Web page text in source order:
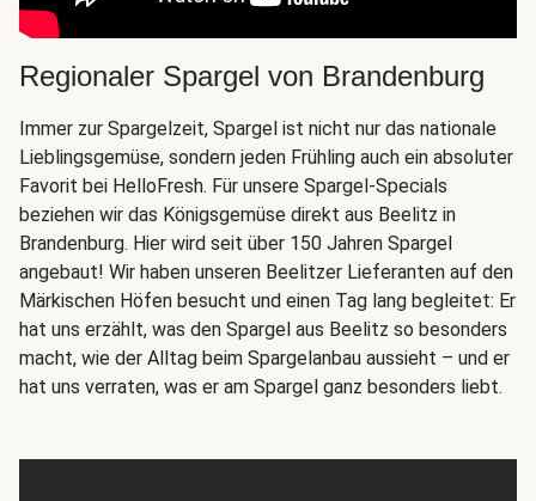
Regionaler Spargel von Brandenburg
Immer zur Spargelzeit, Spargel ist nicht nur das nationale
Lieblingsgemüse, sondern jeden Frühling auch ein absoluter
Favorit bei HelloFresh. Für unsere Spargel-Specials
beziehen wir das Königsgemüse direkt aus Beelitz in
Brandenburg. Hier wird seit über 150 Jahren Spargel
angebaut! Wir haben unseren Beelitzer Lieferanten auf den
Märkischen Höfen besucht und einen Tag lang begleitet: Er
hat uns erzählt, was den Spargel aus Beelitz so besonders
macht, wie der Alltag beim Spargelanbau aussieht – und er
hat uns verraten, was er am Spargel ganz besonders liebt.